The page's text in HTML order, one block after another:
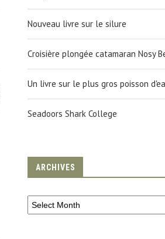
NOVEMBRE 2013 MOZAMBIQUE
21 November 2013
Nouveau livre sur le silure
Croisière plongée catamaran Nosy
Un livre sur le plus gros poisson
Seadoors Shark College
ARCHIVES